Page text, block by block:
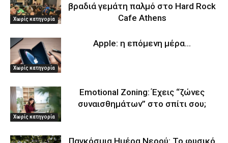
Χωρίς κατηγορία
βραδιά γεμάτη παλμό στο Hard Rock
Cafe Athens
Χωρίς κατηγορία
Apple: η επόμενη μέρα…
Χωρίς κατηγορία
Emotional Zoning: Έχεις “ζώνες
συναισθημάτων” στο σπίτι σου;
Παγκόσμια Ημέρα Νερού: Το φυσικό